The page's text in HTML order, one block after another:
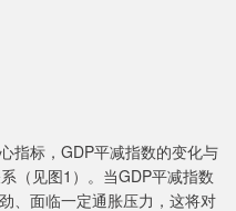
标，GDP平减指数的变化与
（见图1）。当GDP平减指数
、面临一定通胀压力，这将对